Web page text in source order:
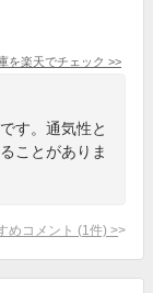
を楽天でチェック >>
す。通気性と
ことがありま
めコメント (1 件) >